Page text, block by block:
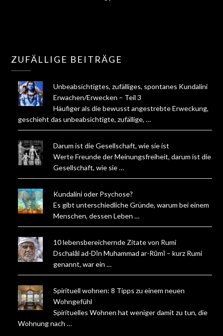
ZUFÄLLIGE BEITRÄGE
Unbeabsichtigtes, zufälliges, spontanes Kundalini
Erwachen/Erwecken – Teil 3
Häufiger als die bewusst angestrebte Erweckung,
geschieht das unbeabsichtigte, zufällige, …
Darum ist die Gesellschaft, wie sie ist
Werte Freunde der Meinungsfreiheit, darum ist die
Gesellschaft, wie sie …
Kundalini oder Psychose?
Es gibt unterschiedliche Gründe, warum bei einem
Menschen, dessen Leben …
10 lebensbereichernde Zitate von Rumi
Dschalāl ad-Dīn Muhammad ar-Rūmī – kurz Rumi
genannt, war ein …
Spirituell wohnen: 8 Tipps zu einem neuen
Wohngefühl
Spirituelles Wohnen hat weniger damit zu tun, die
Wohnung nach …